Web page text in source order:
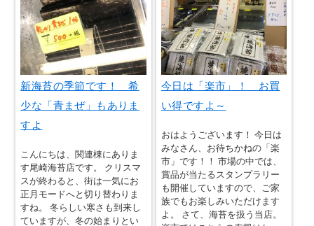
新海苔の季節です！ 希
少な「青まぜ」もありま
すよ
こんにちは、関連棟にありま
す尾崎海苔店です。 クリスマ
スが終わると、街は一気にお
正月モードへと切り替わりま
すね。 冬らしい寒さも到来し
ていますが、冬の始まりとい
今日は「楽市」！ お買
い得ですよ～
おはようございます！ 今日は
みなさん、お待ちかねの「楽
市」です！！ 市場の中では、
賞品が当たるスタンプラリー
も開催していますので、ご家
族でもお楽しみいただけます
よ。 さて、海苔を扱う当店。